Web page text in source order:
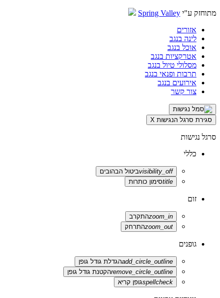
מתוחזק ע"י Spring Valley
אזורים
לינה בנגב
אוכל בנגב
אטרקציות בנגב
מסלולי טיול בנגב
תרבות ופנאי בנגב
אירועים בנגב
צור קשר
סגירת סרגל הנגישות X
סרגל נגישות
כללי
visibility_offביטול הבהובים
titleסימון כותרות
זום
zoom_inהתקרב
zoom_outהתרחק
גופנים
add_circle_outlineהגדלת גודל גופן
remove_circle_outlineהקטנת גודל גופן
spellcheckגופן קריא